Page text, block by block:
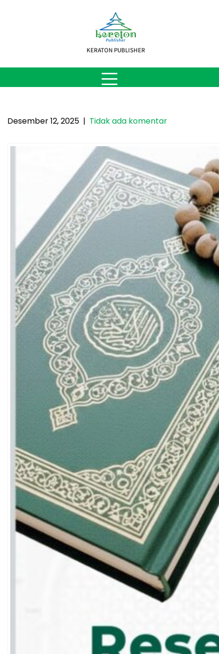
KERATON PUBLISHER
Desember 12, 2025 | Tidak ada komentar